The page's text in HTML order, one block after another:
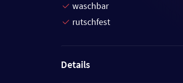
waschbar
rutschfest
Details